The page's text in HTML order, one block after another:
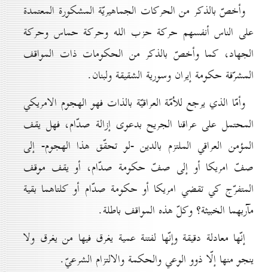
وأخصّ بالذكر من الحركات الجماهيريّة المشكورة المعتمدة
على الناس أنفسهم حركة حزب الله وحركة حماس وحركة
الجهاد، كما وأخصّ بالذكر من الحكومات ذات المواقف
المشرّفة حكومة إيران وسورية الشقيقة ولبنان.
وأمّا الذي يرجع للاُمّة العراقيّة بالذات فهو الهجوم الامريكي
المحتمل على عراقنا الجريح بدعوى إزالة صدّام، فهل یقف
المؤمن العراقي الملتزم بالدين -لو تحقّق هذا الهجوم- إلى
صفّ امريكا أو إلى صفّ حكومة صدّام، أو يقف موقف
المتفرّج كي تقضي امريكا أو حكومة صدّام أو كلتاهما بقية
مآربهما الخبيثة؟ وكلّ هذه المواقف باطلة.
إنّها معادلة دقيقة وإنّها لفتنة عمية يغرق فيها من يغرق ولا
ينجو منها إلّا ذوو الوعي والحكمة والالتزام الشرعيّ.